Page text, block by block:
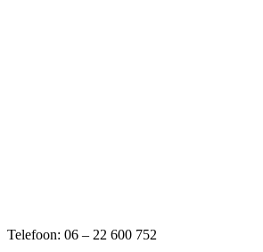
Telefoon: 06 – 22 600 752